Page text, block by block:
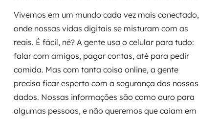
Vivemos em um mundo cada vez mais conectado,
onde nossas vidas digitais se misturam com as
reais. É fácil, né? A gente usa o celular para tudo:
falar com amigos, pagar contas, até para pedir
comida. Mas com tanta coisa online, a gente
precisa ficar esperto com a segurança dos nossos
dados. Nossas informações são como ouro para
algumas pessoas, e não queremos que caiam em